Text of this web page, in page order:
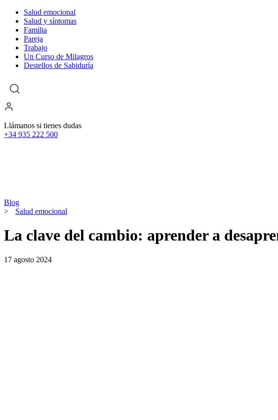
Salud emocional
Salud y síntomas
Familia
Pareja
Trabajo
Un Curso de Milagros
Destellos de Sabiduría
Llámanos si tienes dudas
+34 935 222 500
Blog
>
Salud emocional
La clave del cambio: aprender a
17 agosto 2024